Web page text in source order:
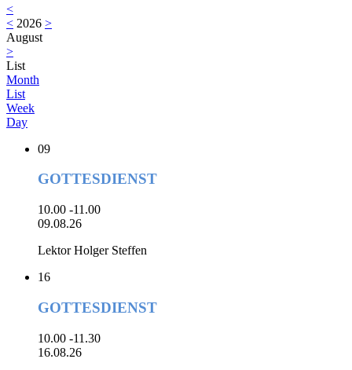
<
< 2026 >
August
>
List
Month
List
Week
Day
09
GOTTESDIENST
10.00 -11.00
09.08.26
Lektor Holger Steffen
16
GOTTESDIENST
10.00 -11.30
16.08.26